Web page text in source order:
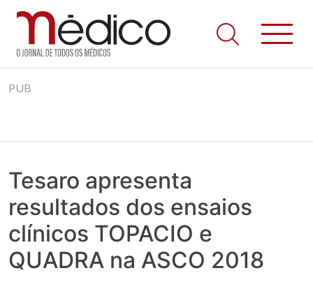
to
Jornal Médico
Médico – O Jornal de Todos os Médicos. Onde as notícias
realmente contam! Tudo o que se passa na Saúde!
PUB
Tesaro apresenta
resultados dos ensaios
clínicos TOPACIO e
QUADRA na ASCO 2018